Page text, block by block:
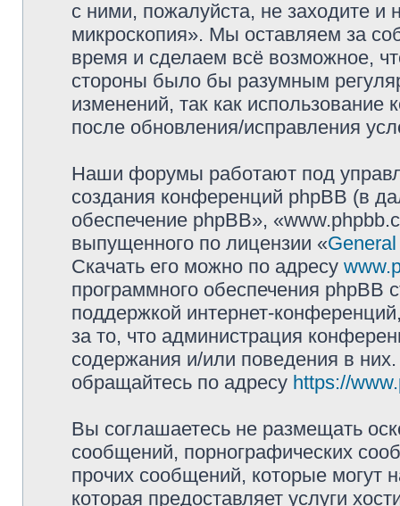
с ними, пожалуйста, не заходите
микроскопия». Мы оставляем за
время и сделаем всё возможное,
стороны было бы разумным
изменений, так как
после обновления/исправления
Наши форумы работают под
создания конференций phpBB (в
обеспечение phpBB»,
выпущенного по лицензии «
Скачать его можно по адресу
программного обеспечения phpBB
поддержкой интернет-
за то, что администрация
содержания и/или поведения в
обращайтесь по адресу https://
Вы соглашаетесь не размещать
сообщений, порнографических
прочих сообщений, которые могут
которая предоставляет услуги